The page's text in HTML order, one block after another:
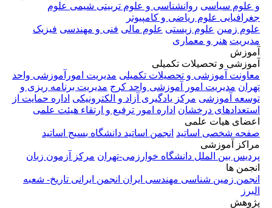
و علوم سیاسی روانشناسی و علوم تربیتی شیمی علوم
جغرافیایی علوم ریاضی و کامپیوتر
علوم زمین علوم زیستی علوم مالی فنی و مهندسی فیزیک
مدیریت هنر و معماری
آموزش
آموزشی و تحصیلات تکمیلی
معاونت آموزشی و تحصیلات تکمیلی مدیریت امورآموزشی واحد
تهران مدیریت امور آموزشی واحد کرج مدیریت برنامه ریزی و
توسعه آموزشی مرکز یادگیری آزاد و الکترونیکی اداره حمایت از
استعدادهای درخشان اداره امور ترفیع و ارتقاء هیئت علمی
اعضای هیات علمی
صفحه شخصی اساتید انجمن اساتید دانشگاه بسیج اساتید
مراکز آموزشی
پردیس بین الملل دانشگاه خوارزمی-تهران مرکز آزمون زبان
انجمن ها
انجمن زمین شناسی مهندسی ایران انجمن ایرانی تاریخ- شعبه
البرز
پژوهش